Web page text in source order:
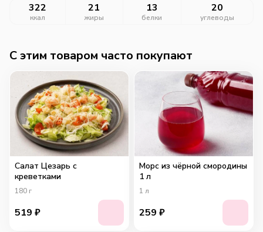
322
ккал
21
жиры
13
белки
20
углеводы
C этим товаром часто покупают
Салат Цезарь с
креветками
180 г
519 ₽
Морс из чёрной смородины
1 л
1 л
259 ₽